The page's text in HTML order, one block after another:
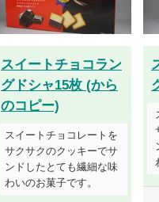
スイートチョコラン
グドシャ15枚 (から
のコピー)
スイートチョコレートを
サクサクのクッキーでサ
ンドしたとても繊細な味
わいのお菓子です。